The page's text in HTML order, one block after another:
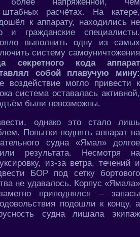
штабных расчётах. На катере,
к аппарату, находились не
и гражданские специалисты.
выполнить одну из самых
систему самоуничтожения
секретного кода аппарат
собой плавучую мину:
воздействие могло привести к
система оставалась активной,
были невозможны.
однако это стало лишь
Попытки поднять аппарат на
судна «Ямал» долгое
результата. Несмотря на
из-за ветра, течений и
БОР под сетку бортового
не удавалось. Корпус «Ямала»
приподнялся – запасы
подошли к концу, а
судна лишала экипаж